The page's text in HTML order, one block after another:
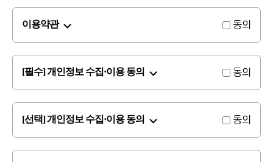
이용약관 동의
[필수] 개인정보 수집·이용 동의 동의
[선택] 개인정보 수집·이용 동의 동의